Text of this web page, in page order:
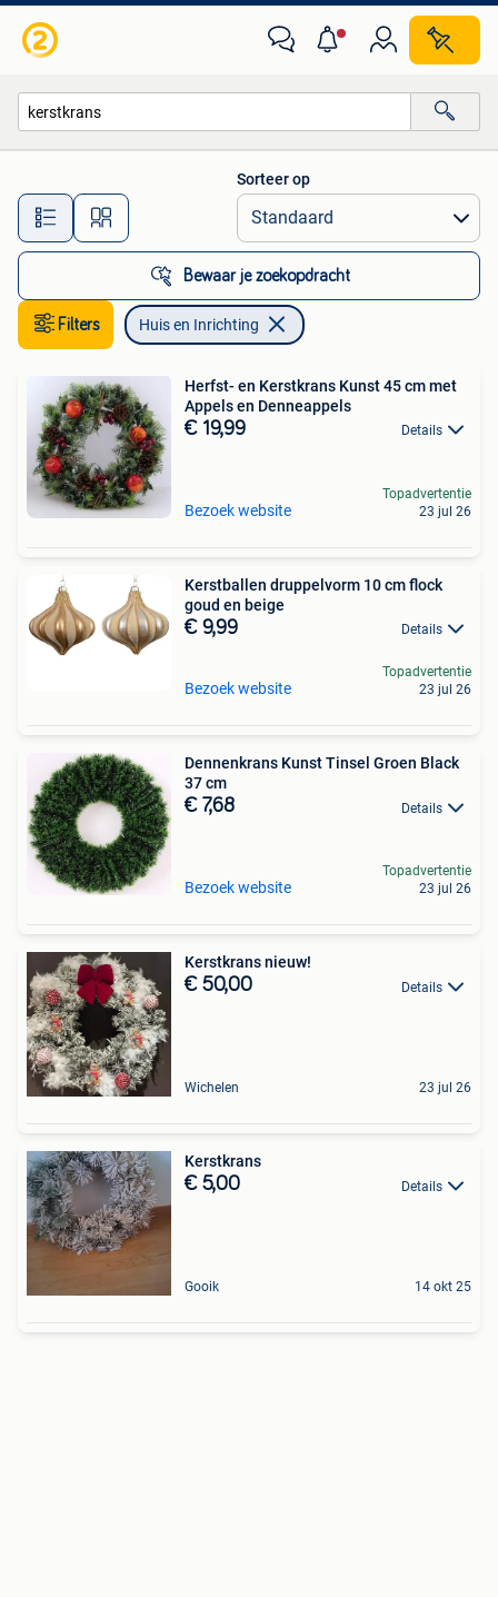
Alle afstanden…
Sorteer op
Bewaar je zoekopdracht
Filters Huis en Inrichting
Herfst- en Kerstkrans Kunst 45 cm met
Appels en Denneappels
€ 19,99 Details
Bezoek website
Topadvertentie
23 jul 26
Kerstballen druppelvorm 10 cm flock
goud en beige
€ 9,99 Details
Bezoek website
Topadvertentie
23 jul 26
Dennenkrans Kunst Tinsel Groen Black
37 cm
€ 7,68 Details
Bezoek website
Topadvertentie
23 jul 26
Kerstkrans nieuw!
€ 50,00 Details
Wichelen 23 jul 26
Kerstkrans
€ 5,00 Details
Gooik 14 okt 25